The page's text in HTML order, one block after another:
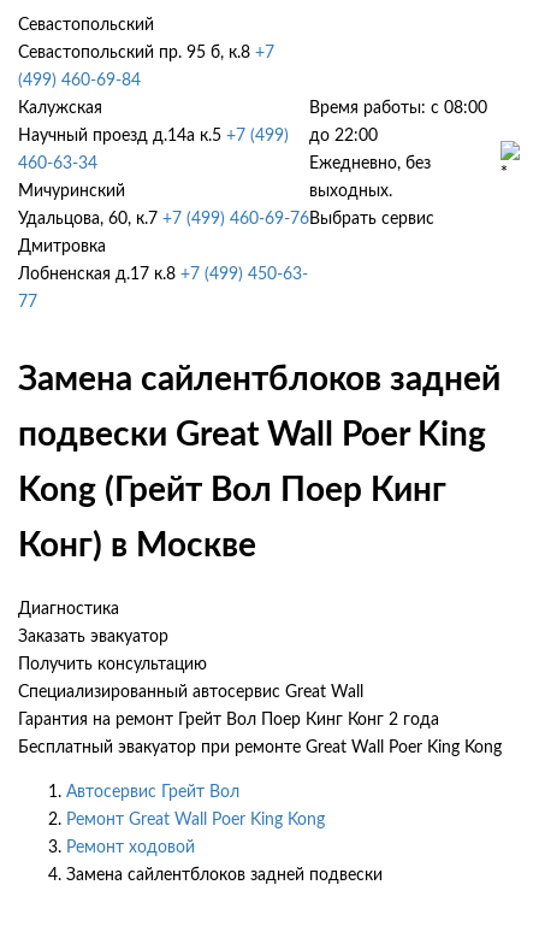
Севастопольский
Севастопольский пр. 95 б, к.8 +7
(499) 460-69-84
Калужская
Научный проезд д.14а к.5 +7 (499)
460-63-34
Мичуринский
Удальцова, 60, к.7 +7 (499) 460-69-76
Дмитровка
Лобненская д.17 к.8 +7 (499) 450-63-
77
Время работы: с 08:00
до 22:00
Ежедневно, без
выходных.
Выбрать сервис
Замена сайлентблоков задней
подвески Great Wall Poer King
Kong (Грейт Вол Поер Кинг
Конг) в Москве
Диагностика
Заказать эвакуатор
Получить консультацию
Специализированный автосервис Great Wall
Гарантия на ремонт Грейт Вол Поер Кинг Конг 2 года
Бесплатный эвакуатор при ремонте Great Wall Poer King Kong
Автосервис Грейт Вол
Ремонт Great Wall Poer King Kong
Ремонт ходовой
Замена сайлентблоков задней подвески